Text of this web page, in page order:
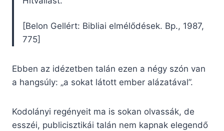
[Belon Gellért: Bibliai elmélődések. Bp., 1987,
775]
Ebben az idézetben talán ezen a négy szón van
a hangsúly: „a sokat látott ember alázatával”.
Kodolányi regényeit ma is sokan olvassák, de
esszéi, publicisztikái talán nem kapnak elegendő